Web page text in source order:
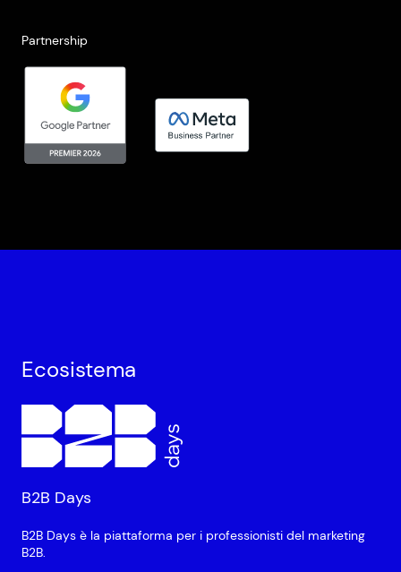
Partnership
Ecosistema
B2B Days
B2B Days è la piattaforma per i professionisti del marketing
B2B.